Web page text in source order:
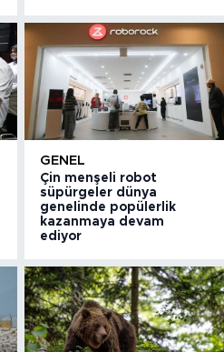
GENEL
Çin menşeli robot
süpürgeler dünya
genelinde popülerlik
kazanmaya devam
ediyor